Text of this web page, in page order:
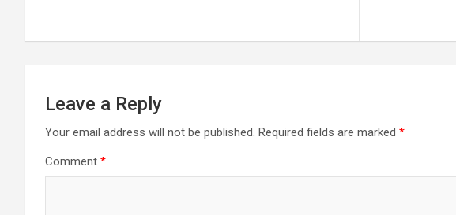
Leave a Reply
Your email address will not be published. Required fields are marked *
Comment *